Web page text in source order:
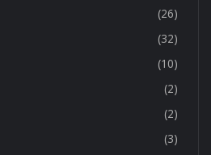
(26)
(32)
(10)
(2)
(2)
(3)